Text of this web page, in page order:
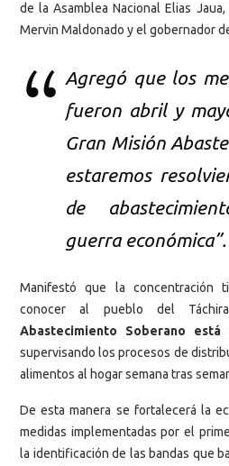
de la Asamblea Nacional Elias
Mervin Maldonado y el gobernador
Agregó que los
fueron abril y
Gran Misión
estaremos
de
guerra económica”.
Manifestó que la concentración
conocer al pueblo del
Abastecimiento Soberano
supervisando los procesos de
alimentos al hogar semana tras
De esta manera se fortalecerá la
medidas implementadas por el
la identificación de las bandas que